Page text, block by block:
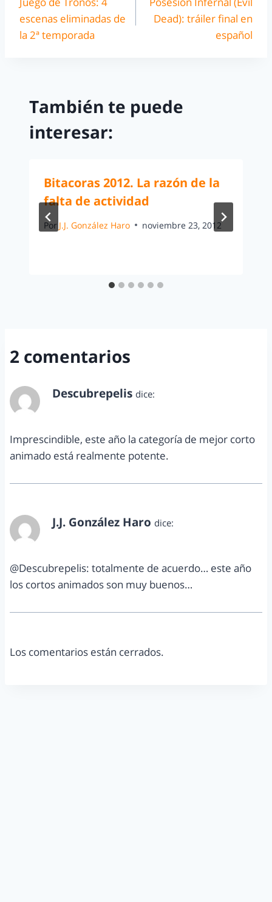
escenas eliminadas de
la 2ª temporada
Dead): tráiler final en
español
También te puede
interesar:
Bitacoras 2012. La razón de la
falta de actividad
Por J.J. González Haro noviembre 23, 2012
2 comentarios
Descubrepelis dice:
Imprescindible, este año la categoría de mejor corto
animado está realmente potente.
J.J. González Haro dice:
@Descubrepelis: totalmente de acuerdo… este año
los cortos animados son muy buenos…
Los comentarios están cerrados.